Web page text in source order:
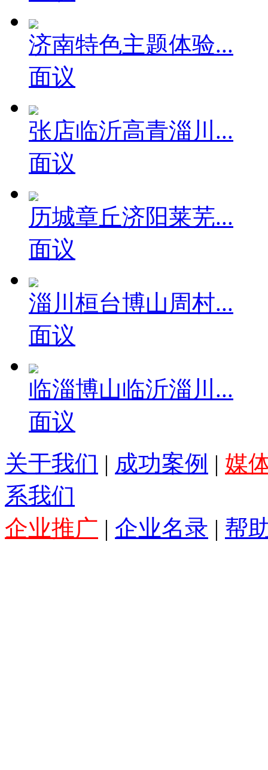
面议
济南特色主题体验...
面议
张店临沂高青淄川...
面议
历城章丘济阳莱芜...
面议
淄川桓台博山周村...
面议
临淄博山临沂淄川...
面议
关于我们 | 成功案例 | 媒
系我们
企业推广 | 企业名录 | 帮